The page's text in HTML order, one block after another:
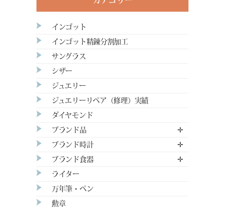
インゴット
インゴット精錬分割加工
サングラス
シザー
ジュエリー
ジュエリーリペア（修理）実績
ダイヤモンド
ブランド品 ✛
ブランド時計 ✛
ブランド食器 ✛
ライター
万年筆・ペン
勲章